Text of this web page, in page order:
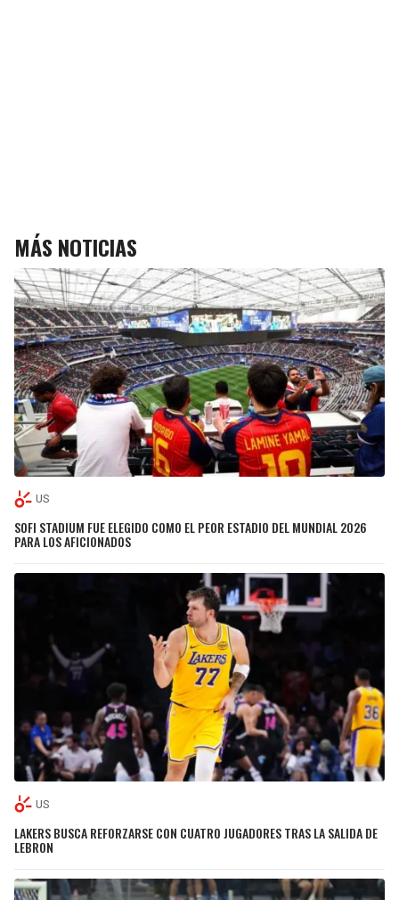
MÁS NOTICIAS
US
SOFI STADIUM FUE ELEGIDO COMO EL PEOR ESTADIO DEL MUNDIAL 2026
PARA LOS AFICIONADOS
US
LAKERS BUSCA REFORZARSE CON CUATRO JUGADORES TRAS LA SALIDA DE
LEBRON